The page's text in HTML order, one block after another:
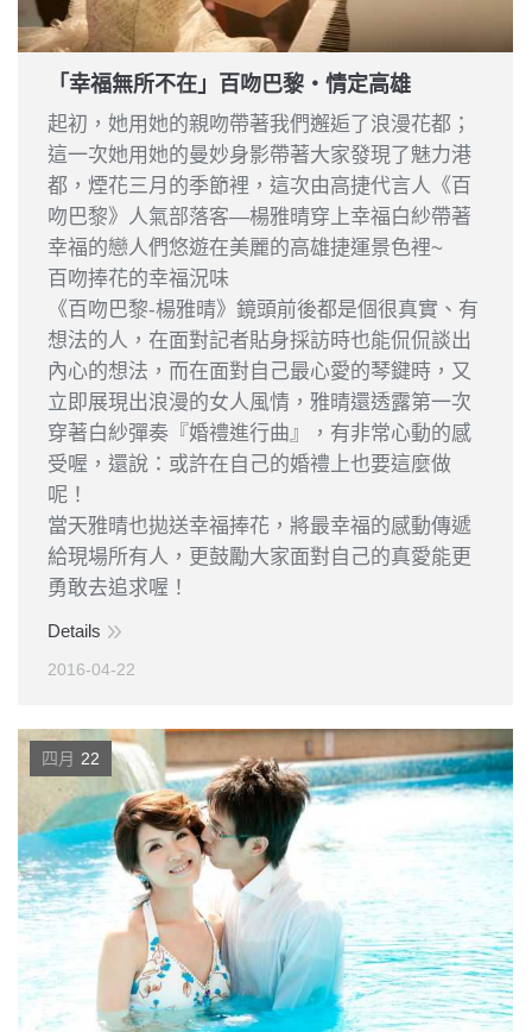
「幸福無所不在」百吻巴黎‧情定高雄
起初，她用她的親吻帶著我們邂逅了浪漫花都；
這一次她用她的曼妙身影帶著大家發現了魅力港
都，煙花三月的季節裡，這次由高捷代言人《百
吻巴黎》人氣部落客—楊雅晴穿上幸福白紗帶著
幸福的戀人們悠遊在美麗的高雄捷運景色裡~
百吻捧花的幸福況味
《百吻巴黎-楊雅晴》鏡頭前後都是個很真實、有
想法的人，在面對記者貼身採訪時也能侃侃談出
內心的想法，而在面對自己最心愛的琴鍵時，又
立即展現出浪漫的女人風情，雅晴還透露第一次
穿著白紗彈奏『婚禮進行曲』，有非常心動的感
受喔，還說：或許在自己的婚禮上也要這麼做
呢！
當天雅晴也拋送幸福捧花，將最幸福的感動傳遞
給現場所有人，更鼓勵大家面對自己的真愛能更
勇敢去追求喔！
Details
2016-04-22
四月 22